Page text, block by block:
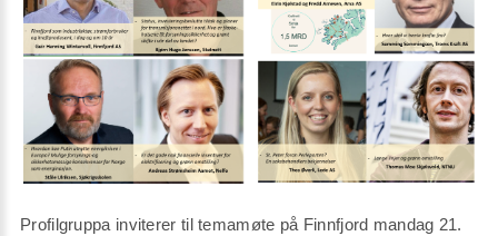
Profilgruppa inviterer til temamøte på Finnfjord mandag 21.